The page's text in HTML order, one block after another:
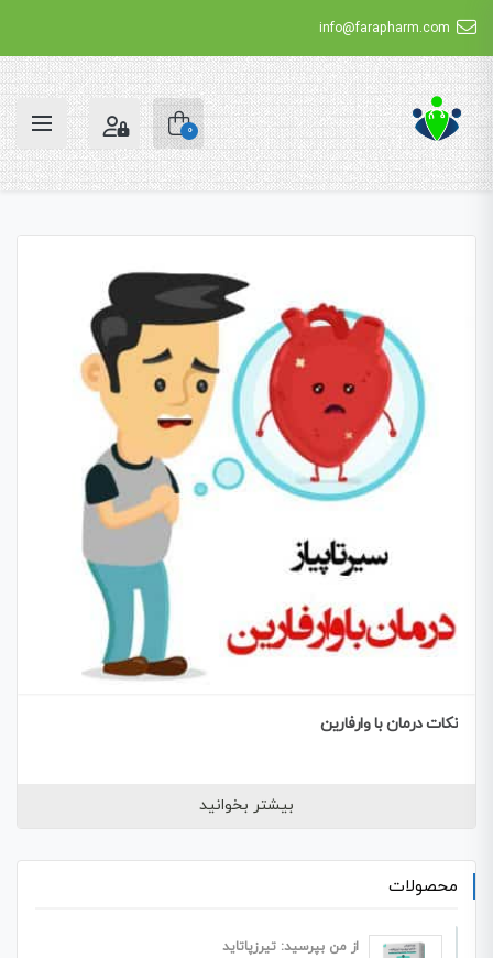
info@farapharm.com
0
نکات درمان با وارفارین
بیشتر بخوانید
محصولات
از من بپرسید: تیرزپاتاید